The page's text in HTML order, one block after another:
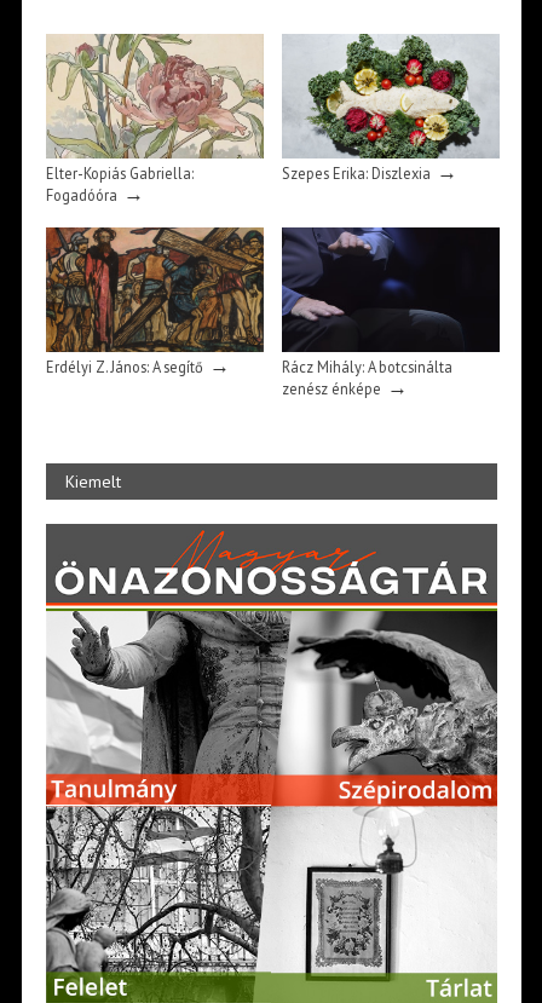
Elter-Kopiás Gabriella:
Fogadóóra →
Szepes Erika: Diszlexia →
Erdélyi Z. János: A segítő →
Rácz Mihály: A botcsinálta
zenész énképe →
Kiemelt